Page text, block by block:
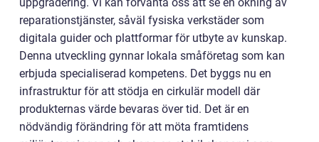
reparationstjänster, såväl fysiska verkstäder som
digitala guider och plattformar för utbyte av kunskap.
Denna utveckling gynnar lokala småföretag som kan
erbjuda specialiserad kompetens. Det byggs nu en
infrastruktur för att stödja en cirkulär modell där
produkternas värde bevaras över tid. Det är en
nödvändig förändring för att möta framtidens